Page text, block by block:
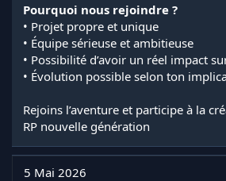
Pourquoi nous rejoindre ?
• Projet propre et unique
• Équipe sérieuse et ambitieuse
• Possibilité d’avoir un réel impact
• Évolution possible selon ton
Rejoins l’aventure et participe à la
RP nouvelle génération
5 Mai 2026